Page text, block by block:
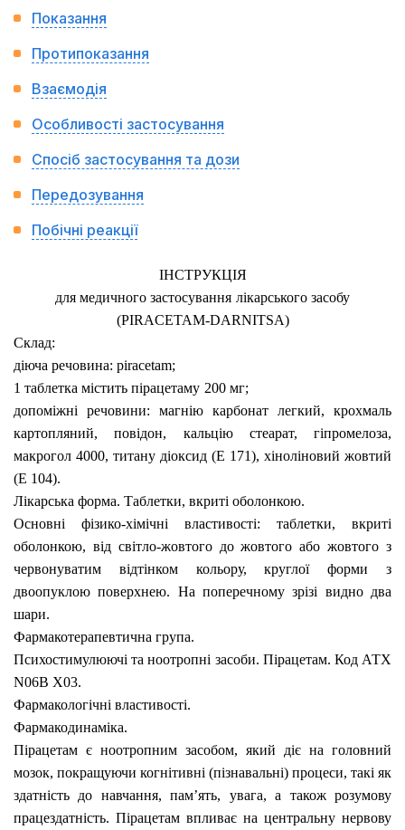
Показання
Протипоказання
Взаємодія
Особливості застосування
Спосіб застосування та дози
Передозування
Побічні реакції
ІНСТРУКЦІЯ
для медичного застосування лікарського засобу
(PIRAСETAM-DARNITSA)
Склад:
діюча речовина: piracetam;
1 таблетка містить пірацетаму 200 мг;
допоміжні речовини: магнію карбонат легкий, крохмаль
картопляний, повідон, кальцію стеарат, гіпромелоза,
макрогол 4000, титану діоксид (Е 171), хіноліновий жовтий
(Е 104).
Лікарська форма. Таблетки, вкриті оболонкою.
Основні фізико-хімічні властивості: таблетки, вкриті
оболонкою, від світло-жовтого до жовтого або жовтого з
червонуватим відтінком кольору, круглої форми з
двоопуклою поверхнею. На поперечному зрізі видно два
шари.
Фармакотерапевтична група.
Психостимулюючі та ноотропні засоби. Пірацетам. Код АТХ
N06B X03.
Фармакологічні властивості.
Фармакодинаміка.
Пірацетам є ноотропним засобом, який діє на головний
мозок, покращуючи когнітивні (пізнавальні) процеси, такі як
здатність до навчання, пам’ять, увага, а також розумову
працездатність. Пірацетам впливає на центральну нервову